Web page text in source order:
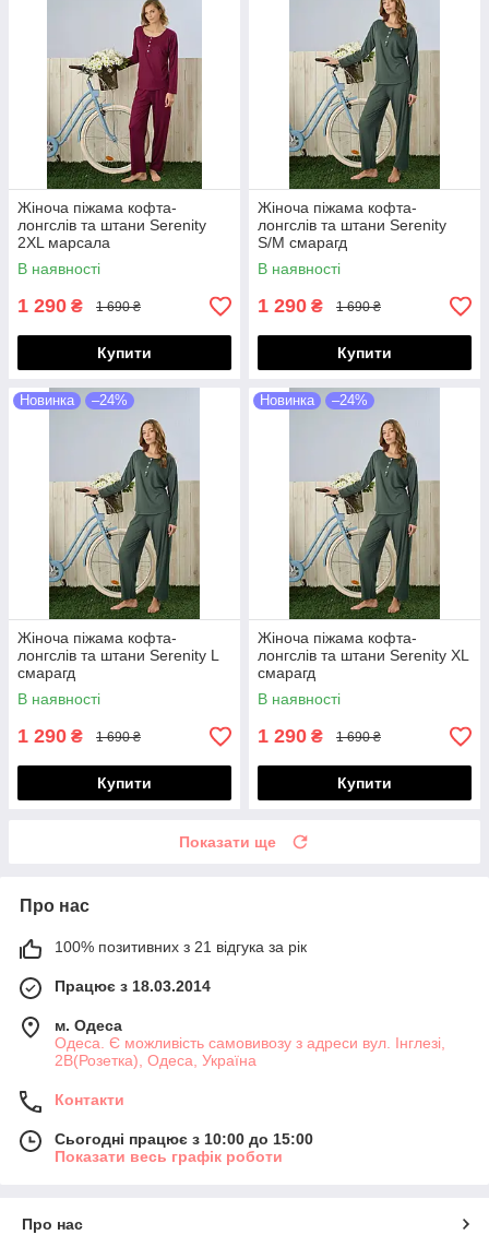
Жіноча піжама кофта-
лонгслів та штани Serenity
2XL марсала
В наявності
1 290 ₴ 1 690 ₴
Купити
Жіноча піжама кофта-
лонгслів та штани Serenity
S/M смарагд
В наявності
1 290 ₴ 1 690 ₴
Купити
Новинка –24%
Жіноча піжама кофта-
лонгслів та штани Serenity L
смарагд
В наявності
1 290 ₴ 1 690 ₴
Купити
Новинка –24%
Жіноча піжама кофта-
лонгслів та штани Serenity XL
смарагд
В наявності
1 290 ₴ 1 690 ₴
Купити
Показати ще
Про нас
100% позитивних з 21 відгука за рік
Працює з 18.03.2014
м. Одеса
Одеса. Є можливість самовивозу з адреси вул. Інглезі,
2В(Розетка), Одеса, Україна
Контакти
Сьогодні працює з 10:00 до 15:00
Показати весь графік роботи
Про нас